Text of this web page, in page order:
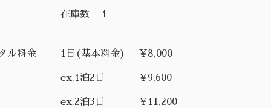
在庫数 1
ル料金 1日(基本料金) ¥8,000
ex.1泊2日 ¥9,600
ex.2泊3日 ¥11,200